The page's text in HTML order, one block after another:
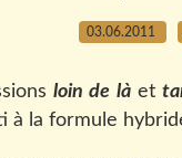
03.06.2011
loin de làet
à la formule